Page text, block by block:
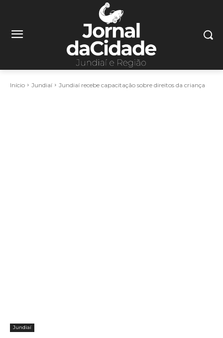
Início Jundiaí Jundiaí recebe capacitação sobre direitos da criança
Jundiaí